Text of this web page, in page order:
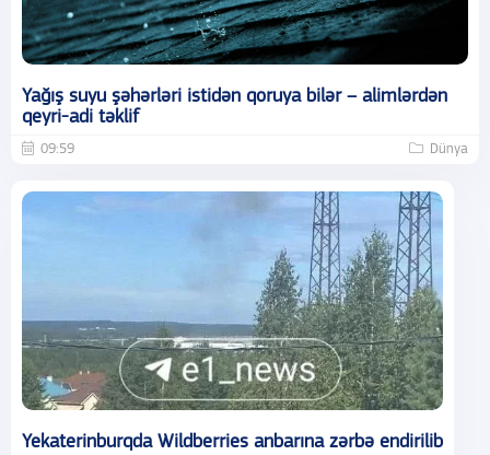
Yağış suyu şəhərləri istidən qoruya bilər – alimlərdən
qeyri-adi təklif
09:59 Dünya
Yekaterinburqda Wildberries anbarına zərbə endirilib